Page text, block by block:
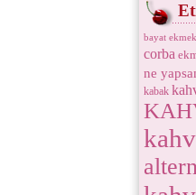
bayat ekmek
corba
ne
kabak